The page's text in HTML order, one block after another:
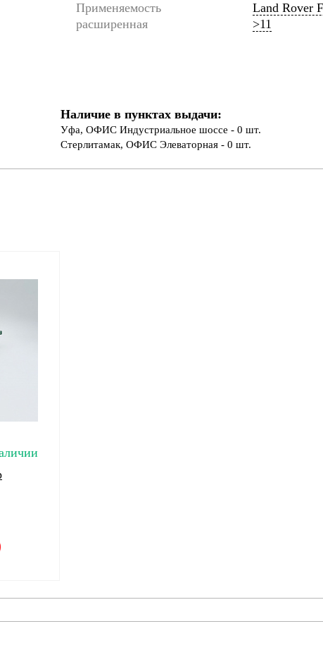
Применяемость
расширенная
Land Rover
>11
Наличие в пунктах выдачи:
Уфа, ОФИС Индустриальное шоссе - 0 шт.
Стерлитамак, ОФИС Элеваторная - 0 шт.